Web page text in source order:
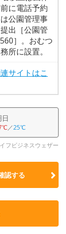
に電話予約
公園管理事
出［公園管
］。おむつ
所に設置。
サイトはこ
日
／25℃
フビジネスウェザー
認する